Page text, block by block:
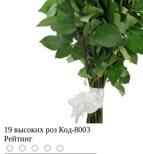
19 высоких роз Код-8003
Рейтинг